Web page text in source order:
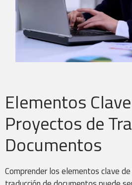
Transcreación
Subtítulos y
Edición y
Elementos
Proyectos de
Documentos
Comprender los elementos clave